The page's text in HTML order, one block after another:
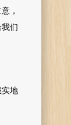
，
们
地